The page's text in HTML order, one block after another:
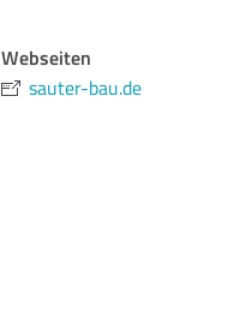
Webseiten
sauter-bau.de